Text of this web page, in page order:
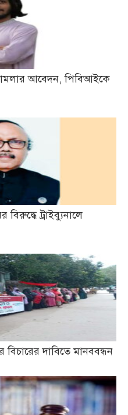
আবেদন, পিবিআইকে
ট্রাইব্যুনালে
দাবিতে মানববন্ধন